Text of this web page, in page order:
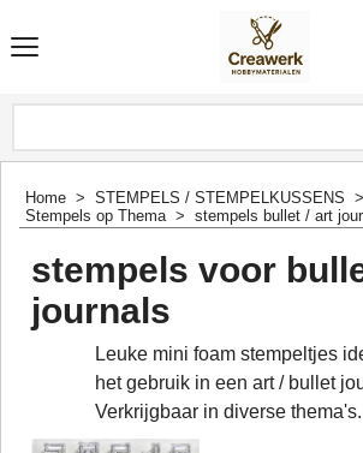
Home > STEMPELS / STEMPELKUSSENS >
Stempels op Thema> stempels bullet / art
stempels voor
journals
Leuke mini foam stempeltjes
het gebruik in een art / bullet
Verkrijgbaar in diverse thema's.